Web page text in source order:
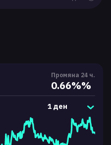
Промяна 24 ч.
0.66%%
1 ден